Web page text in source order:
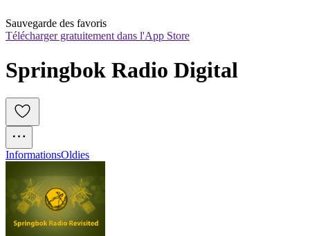
Sauvegarde des favoris
Télécharger gratuitement dans l'App Store
Springbok Radio Digital
InformationsOldies